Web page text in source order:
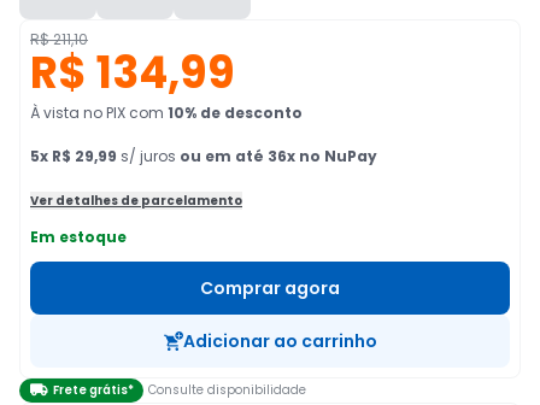
R$ 211,10
R$ 134,99
À vista no PIX com 10% de desconto
5x R$ 29,99 s/ juros ou em até 36x no NuPay
Ver detalhes de parcelamento
Em estoque
Comprar agora
Adicionar ao carrinho
 Frete grátis* Consulte disponibilidade